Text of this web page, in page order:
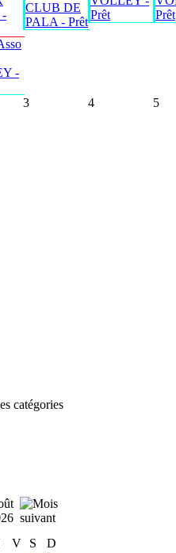
-
-
CLUB DE
PALA - Prêt
Prêt
Prêt
3 4 5
catégories
V S
D